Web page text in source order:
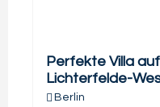
Perfekte Villa
Lichterfelde-
Berlin